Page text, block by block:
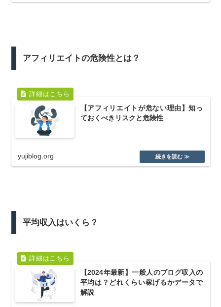
アフィリエイトの危険性とは？
【アフィリエイトが危ない理由】知っ
ておくべきリスクと危険性
yujiblog.org
平均収入はいくら？
【2024年最新】一般人のブログ収入の
平均は？どれくらい稼げるかデータで
解説